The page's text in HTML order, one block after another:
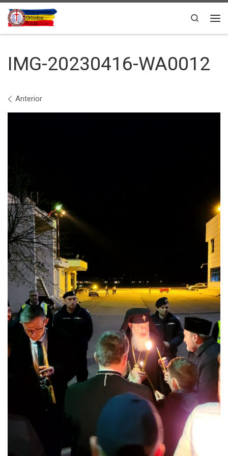
Sari la conținut
Search
IMG-20230416-WA0012
Navigare în imagini
Anterior